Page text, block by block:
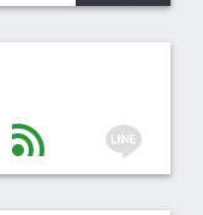
feed line